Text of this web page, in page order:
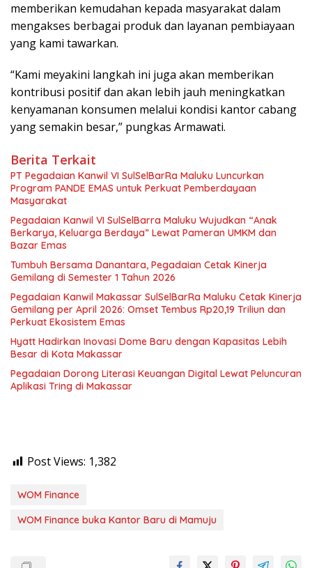
memberikan kemudahan kepada masyarakat dalam
mengakses berbagai produk dan layanan pembiayaan
yang kami tawarkan.
“Kami meyakini langkah ini juga akan memberikan
kontribusi positif dan akan lebih jauh meningkatkan
kenyamanan konsumen melalui kondisi kantor cabang
yang semakin besar,” pungkas Armawati.
Berita Terkait
PT Pegadaian Kanwil VI SulSelBarRa Maluku Luncurkan
Program PANDE EMAS untuk Perkuat Pemberdayaan
Masyarakat
Pegadaian Kanwil VI SulSelBarra Maluku Wujudkan “Anak
Berkarya, Keluarga Berdaya” Lewat Pameran UMKM dan
Bazar Emas
Tumbuh Bersama Danantara, Pegadaian Cetak Kinerja
Gemilang di Semester 1 Tahun 2026
Pegadaian Kanwil Makassar SulSelBarRa Maluku Cetak Kinerja
Gemilang per April 2026: Omset Tembus Rp20,19 Triliun dan
Perkuat Ekosistem Emas
Hyatt Hadirkan Inovasi Dome Baru dengan Kapasitas Lebih
Besar di Kota Makassar
Pegadaian Dorong Literasi Keuangan Digital Lewat Peluncuran
Aplikasi Tring di Makassar
Post Views: 1,382
WOM Finance
WOM Finance buka Kantor Baru di Mamuju